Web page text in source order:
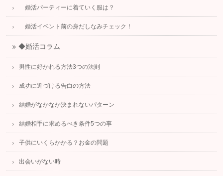
婚活パーティーに着ていく服は？
婚活イベント前の身だしなみチェック！
◆婚活コラム
男性に好かれる方法3つの法則
成功に近づける告白の方法
結婚がなかなか決まれないパターン
結婚相手に求めるべき条件5つの事
子供にいくらかかる？お金の問題
出会いがない時